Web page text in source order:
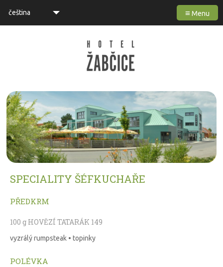
≡ Menu
čeština
SPECIALITY ŠÉFKUCHAŘE
PŘEDKRM
100 g HOVĚZÍ TATARÁK 149
vyzrálý rumpsteak • topinky
POLÉVKA